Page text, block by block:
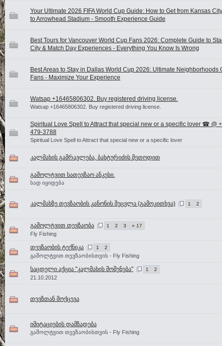
Your Ultimate 2026 FIFA World Cup Guide: How to Get from Kansas
to Arrowhead Stadium - Smooth Experience Guide
Best Tours for Vancouver World Cup Fans 2026: Complete Guide to
City & Match Day Experiences - Everything You Know Is Wrong
Best Areas to Stay in Dallas World Cup 2026: Ultimate Neighborhoods
Fans - Maximize Your Experience
Watsap +16465806302. Buy registered driving license.
Watsap +16465806302. Buy registered driving license.
Spiritual Love Spell to Attract that special new or a specific lover ☎ @
479-3788
Spiritual Love Spell to Attract that special new or a specific lover
კალმახის გამრავლება, ბახტურიძის მეთოდით
გაშოლტვით სათევზაო ანკესი.
სად იყიდება
კალმახზე თევზაობის კანონის შეცვლა (გამოკითხვა) 1 2
გაშოლტვით თევზაობა 1 2 3 » 17
Fly Fishing
თევზაობის ტექნიკა 1 2
გაშოლტვით თევზაობისთვის - Fly Fishing
საცდელი აქცია "კალმახის მოშენება" 1 2
21.10.2012
თევზთან მოქცევა
იმიტაციების დამზადება
გაშოლტვით თევზაობისთვის - Fly Fishing